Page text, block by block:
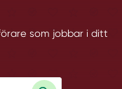
som jobbar i ditt